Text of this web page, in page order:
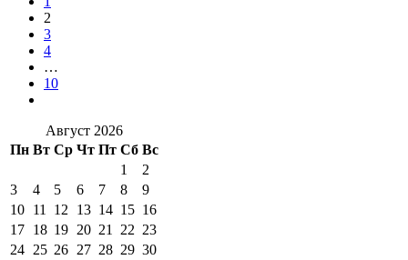
2
3
4
…
10
Август 2026
Пн Вт Ср Чт Пт Сб Вс
1
2
3
4 5 6 7 8
9
10 11 12 13 14 15 16
17 18 19 20 21 22 23
24 25 26 27 28 29 30